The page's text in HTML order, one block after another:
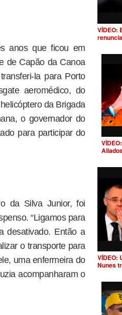
anos que ficou em
de Capão da Canoa
la para Porto
aeromédico, do
da Brigada
o governador do
para participar do
da Silva Junior, foi
“Ligamos para
desativado. Então a
o transporte para
uma enfermeira do
acompanharam o
VÍDEO:
VÍDEO:
Nunes